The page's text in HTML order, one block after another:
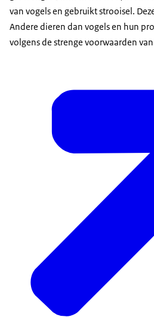
van vogels en gebruikt strooisel.
Andere dieren dan vogels en hun
volgens de strenge voorwaarden